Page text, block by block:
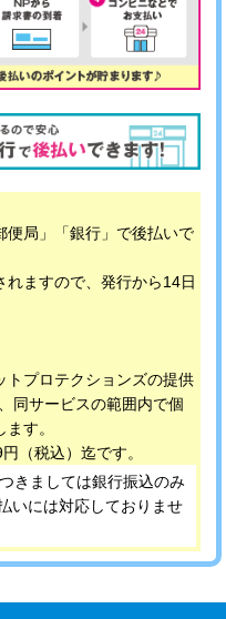
便局」「銀行」で後払いで
ますので、発行から14日
トプロテクションズの提供
同サービスの範囲内で個
す。
（税込）迄です。
きましては銀行振込のみ
いには対応しておりませ